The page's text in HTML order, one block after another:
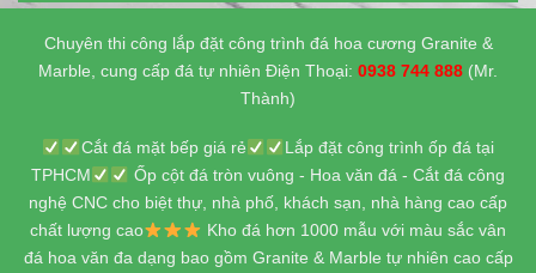
Chuyên thi công lắp đặt công trình đá hoa cương Granite &
Marble, cung cấp đá tự nhiên Điện Thoại: 0938 744 888 (Mr.
Thành)
Cắt đá mặt bếp giá rẻ
Lắp đặt công trình ốp đá tại
TPHCM
Ốp cột đá tròn vuông - Hoa văn đá - Cắt đá công
nghệ CNC cho biệt thự, nhà phố, khách sạn, nhà hàng cao cấp
chất lượng cao
Kho đá hơn 1000 mẫu với màu sắc vân
đá hoa văn đa dạng bao gồm Granite & Marble tự nhiên cao cấp